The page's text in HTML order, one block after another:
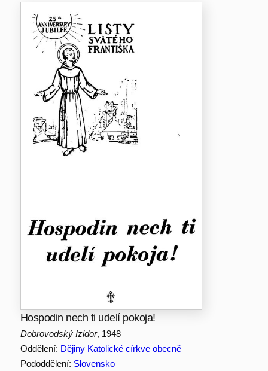
Hospodin nech ti udelí pokoja!
Dobrovodský Izidor, 1948
Oddělení: Dějiny Katolické církve obecně
Pododdělení: Slovensko